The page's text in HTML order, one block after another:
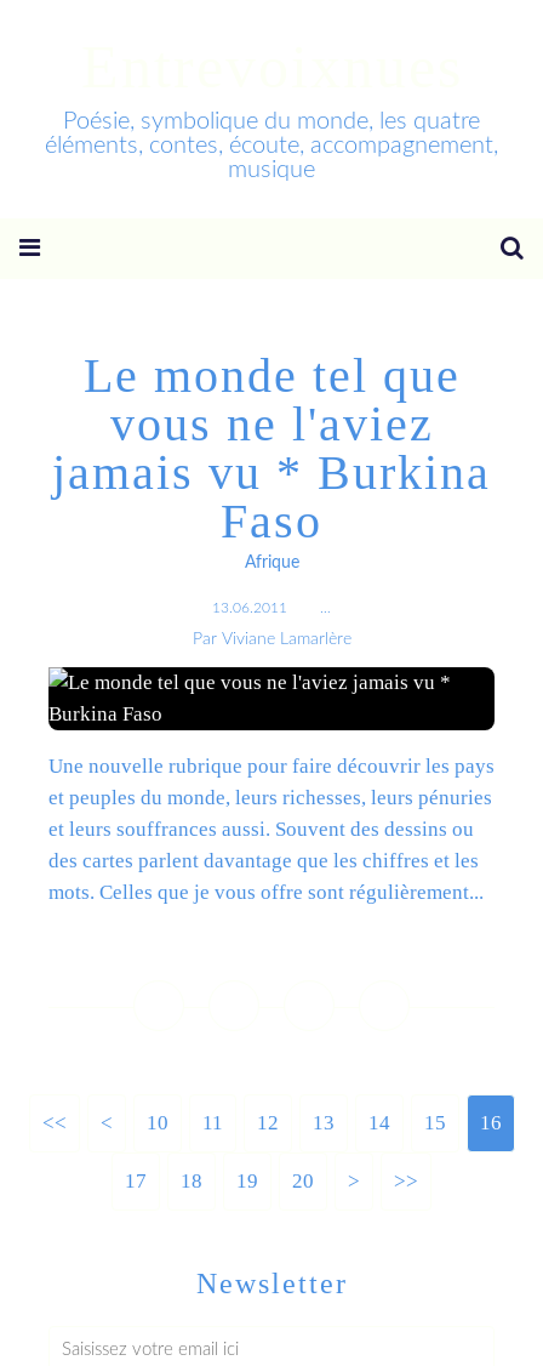
Poésie, symbolique du monde, les quatre
éléments, contes, écoute, accompagnement,
musique
Le monde tel que
vous ne l'aviez
jamais vu * Burkina
Faso
Afrique
13.06.2011
Par Viviane Lamarlère
Une nouvelle rubrique pour faire découvrir les pays
et peuples du monde, leurs richesses, leurs pénuries
et leurs souffrances aussi. Souvent des dessins ou
des cartes parlent davantage que les chiffres et les
mots. Celles que je vous offre sont régulièrement...
<< < 10 11 12 13 14 15 16
17 18 19 20 > >>
Newsletter